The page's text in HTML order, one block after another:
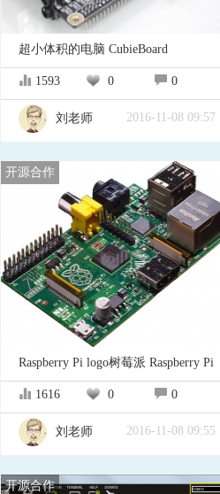
超小体积的电脑 CubieBoard
1593 0 0
刘老师 2016-11-08 09:57
开源合作
Raspberry Pi logo树莓派 Raspberry Pi
1616 0 0
刘老师 2016-11-08 09:55
开源合作